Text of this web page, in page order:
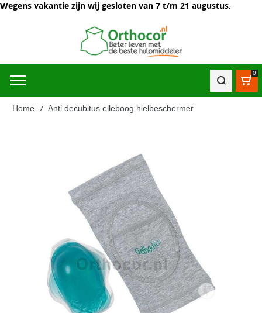
Wegens vakantie zijn wij gesloten van 7 t/m 21 augustus.
0
Home Anti decubitus elleboog hielbeschermer